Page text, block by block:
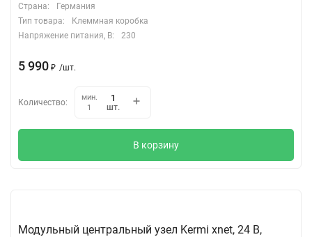
Страна:
Германия
Тип товара:
Клеммная коробка
Напряжение питания, В:
230
5 990 ₽ /шт.
Количество:
мин.
1
шт.
В корзину
Модульный центральный узел Kermi xnet, 24 В,